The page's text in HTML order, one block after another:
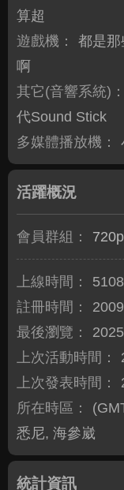
算超
遊戲機：
都是
啊
其它(音響系統)：
代Sound Stick
多媒體播放機：
活躍概況
會員群組：
上線時間：
註冊時間：
最後瀏覽：
上次活動時間：
上次發表時間：
所在時區：
悉尼, 海參崴
統計資訊